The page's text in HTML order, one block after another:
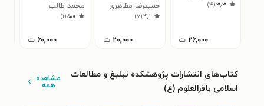
۳٫۳(۴)
۲۶,۰۰۰ ت
حمیدرضا مظاهری
سیف
۴٫۱(۷)
۲۰,۰۰۰ ت
محمد طالب
۵٫۰(۱)
۶۰,۰۰۰ ت
کتاب‌های انتشارات پژوهشکده تبلیغ و مطالعات
اسلامی باقرالعلوم (ع)
مشاهده
همه